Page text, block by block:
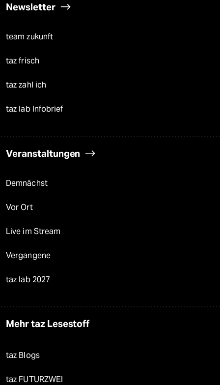
Newsletter
team zukunft
taz frisch
taz zahl ich
taz lab Infobrief
Veranstaltungen
Demnächst
Vor Ort
Live im Stream
Vergangene
taz lab 2027
Mehr taz Lesestoff
taz Blogs
taz FUTURZWEI